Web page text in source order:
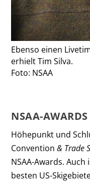
Ebenso einen
erhielt Tim Silva.
Foto: NSAA
NSAA-AWARDS
Höhepunkt und
Convention& Trade
NSAA-Awards.
besten US-